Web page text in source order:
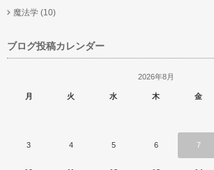
魔法学 (10)
ブログ投稿カレンダー
2026年8月
月 火 水 木 金
3 4 5 6 7